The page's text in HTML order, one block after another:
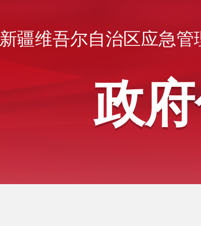
新疆维吾尔自治区应急管
政